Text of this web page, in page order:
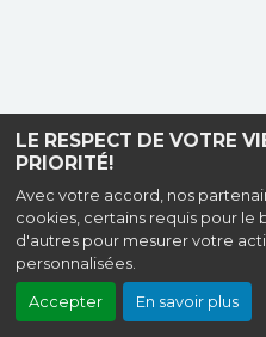
LE RESPECT DE VOTRE
PRIORITÉ!
Avec votre accord, nos
cookies, certains requis pour le
d'autres pour mesurer votre
personnalisées.
Accepter En savoir plus